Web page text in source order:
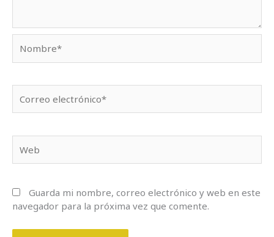
electrónico*
Guarda mi nombre, correo electrónico y web en este
navegador para la próxima vez que comente.